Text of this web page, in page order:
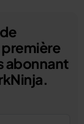
abonnant